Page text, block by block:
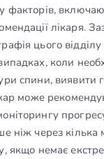
факторів,
лікаря.
цього відділу
коли
спини, виявити
може
ніж через кілька
якщо немає